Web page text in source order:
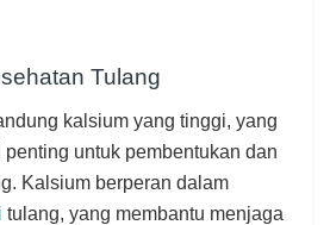
Tulang
kalsium yang tinggi, yang
untuk pembentukan dan
Kalsium berperan dalam
tulang, yang membantu menjaga